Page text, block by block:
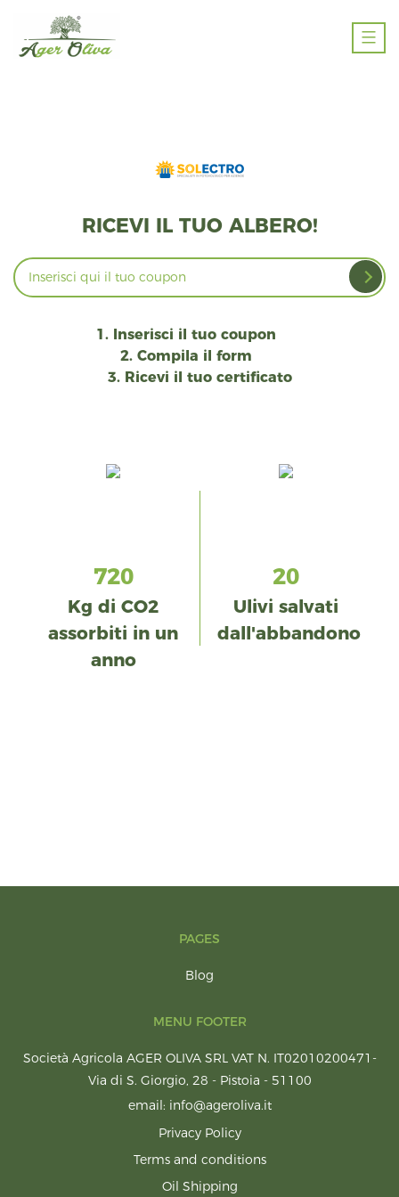
contenuto
RICEVI IL TUO ALBERO!
1. Inserisci il tuo coupon
2. Compila il form
3. Ricevi il tuo certificato
720
Kg di CO2
assorbiti in un
anno
20
Ulivi salvati
dall'abbandono
PAGES
Blog
MENU FOOTER
Società Agricola AGER OLIVA SRL VAT N. IT02010200471-
Via di S. Giorgio, 28 - Pistoia - 51100
email: info@ageroliva.it
Privacy Policy
Terms and conditions
Oil Shipping